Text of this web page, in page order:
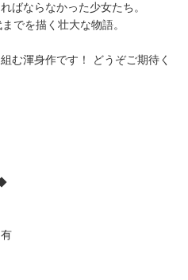
ばならなかった少女たち。
でを描く壮大な物語。
む渾身作です！ どうぞご期待く